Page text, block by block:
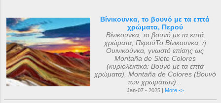
Βίνικουνκα, το βουνό με τα επτά
χρώματα, Περού
Βίνικουνκα, το βουνό με τα επτά
χρώματα, ΠερούΤο Βίνικουνκα, ή
Ουινικούνκα, γνωστό επίσης ως
Montaña de Siete Colores
(κυριολεκτικά: Βουνό με τα επτά
χρώματα), Montaña de Colores (Βουνό
των χρωμάτων)...
Jan-07 - 2025 | More ->